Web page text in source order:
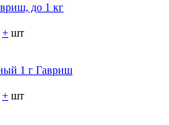
до 1 кг
+ шт
1 г Гавриш
+ шт